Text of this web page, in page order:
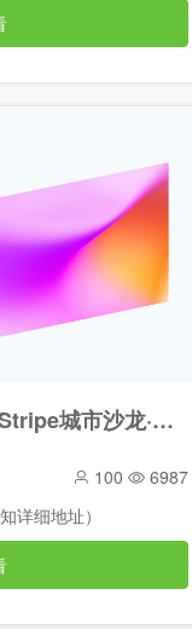
解码支付，重构出海——Stripe城市沙龙·北京站（2026-06-03）
100
6987
详细地址）